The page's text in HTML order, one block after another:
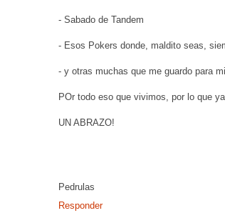
- Sabado de Tandem
- Esos Pokers donde, maldito seas,
- y otras muchas que me guardo para mi
POr todo eso que vivimos, por lo que
UN ABRAZO!
Pedrulas
Responder